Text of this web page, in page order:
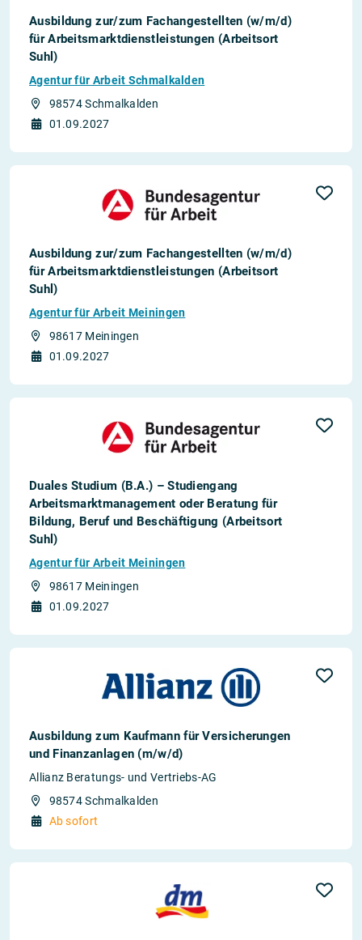
Ausbildung zur/zum Fachangestellten (w/m/d)
für Arbeitsmarktdienstleistungen (Arbeitsort
Suhl)
Agentur für Arbeit Schmalkalden
98574 Schmalkalden
01.09.2027
Ausbildung zur/zum Fachangestellten (w/m/d)
für Arbeitsmarktdienstleistungen (Arbeitsort
Suhl)
Agentur für Arbeit Meiningen
98617 Meiningen
01.09.2027
Duales Studium (B.A.) – Studiengang
Arbeitsmarktmanagement oder Beratung für
Bildung, Beruf und Beschäftigung (Arbeitsort
Suhl)
Agentur für Arbeit Meiningen
98617 Meiningen
01.09.2027
Ausbildung zum Kaufmann für Versicherungen
und Finanzanlagen (m/w/d)
Allianz Beratungs- und Vertriebs-AG
98574 Schmalkalden
Ab sofort